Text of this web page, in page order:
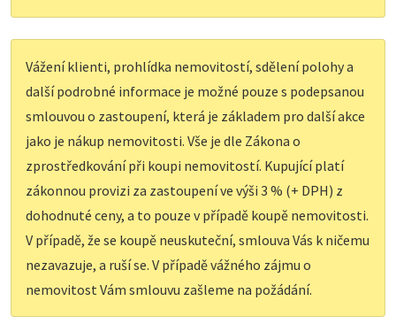
Vážení klienti, prohlídka nemovitostí, sdělení polohy a
další podrobné informace je možné pouze s podepsanou
smlouvou o zastoupení, která je základem pro další akce
jako je nákup nemovitosti. Vše je dle Zákona o
zprostředkování při koupi nemovitostí. Kupující platí
zákonnou provizi za zastoupení ve výši 3 % (+ DPH) z
dohodnuté ceny, a to pouze v případě koupě nemovitosti.
V případě, že se koupě neuskuteční, smlouva Vás k ničemu
nezavazuje, a ruší se. V případě vážného zájmu o
nemovitost Vám smlouvu zašleme na požádání.